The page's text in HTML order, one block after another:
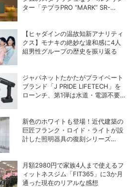
ター「テプラPRO “MARK” SR-
【ヒャダインの温故知新アナリティ
クス】モナキの絶妙な違和感に4人
組男性グループの歴史を振り返る
ジャパネットたかたがプライベート
ブランド「J PRIDE LIFETECH」を
ローンチ、第1弾は水道・電源不要
新色のホワイトも登場！近代建築の
巨匠フランク・ロイド・ライトが設
計した照明器具の復刻シリーズ
月額2980円で家族4人まで使えるフ
ィットネスジム「FIT365」に3か月
通った現在のリアルな感想